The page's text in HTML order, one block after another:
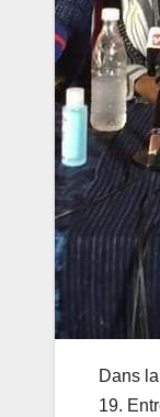
Dans
19.